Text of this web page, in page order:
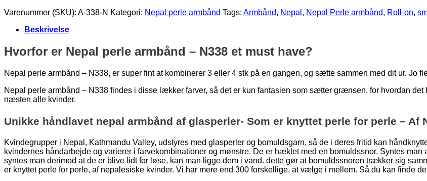
Varenummer (SKU): A-338-N Kategori: Nepal perle armbånd Tags: Armbånd, Nepal , Nepal Perle armbånd, Roll-on,
Beskrivelse
Hvorfor er Nepal perle armbånd – N338 et must have?
Nepal perle armbånd – N338, er super fint at kombinerer 3 eller 4 stk på en gangen, og sætte sammen med dit ur. Jo
Nepal perle armbånd – N338 findes i disse lækker farver, så det er kun fantasien som sætter grænsen, for hvordan
næsten alle kvinder.
Unikke håndlavet nepal armbånd af glasperler- Som er knyttet perle for perle – Af
Kvindegrupper i Nepal, Kathmandu Valley, udstyres med glasperler og bomuldsgarn, så de i deres fritid kan
kvindernes håndarbejde og varierer i farvekombinationer og mønstre. De er hæklet med en bomuldssnor. Syntes
syntes man derimod at de er blive lidt for løse, kan man ligge dem i vand. dette gør at bomuldssnoren trækker sig
er knyttet perle for perle, af nepalesiske kvinder. Vi har mere end 300 forskellige, at vælge i mellem. Så du kan finde